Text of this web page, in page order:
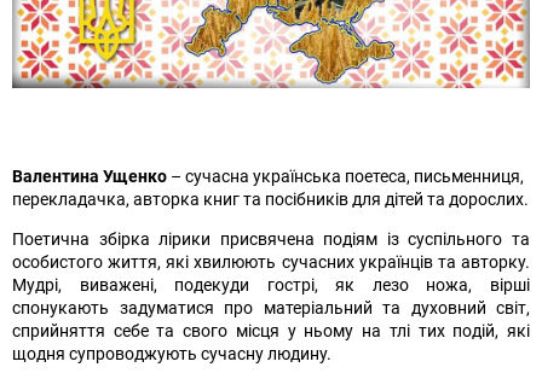
Валентина Ущенко – сучасна українська поетеса, письменниця,
перекладачка, авторка книг та посібників для дітей та дорослих.
Поетична збірка лірики присвячена подіям із суспільного та
особистого життя, які хвилюють сучасних українців та авторку.
Мудрі, виважені, подекуди гострі, як лезо ножа, вірші
спонукають задуматися про матеріальний та духовний світ,
сприйняття себе та свого місця у ньому на тлі тих подій, які
щодня супроводжують сучасну людину.